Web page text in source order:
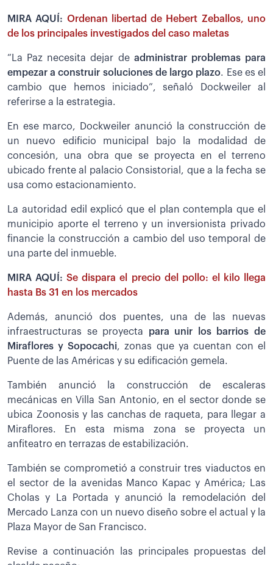
MIRA AQUÍ: Ordenan libertad de Hebert Zeballos, uno
de los principales investigados del caso maletas
“La Paz necesita dejar deadministrar problemas para
empezar a construir soluciones de largo plazo. Ese es el
cambio que hemos iniciado”, señaló Dockweiler al
referirse a la estrategia.
En ese marco, Dockweiler anunció la construcción de
un nuevo edificio municipal bajo la modalidad de
concesión, una obra que se proyecta en el terreno
ubicado frente al palacio Consistorial, que a la fecha se
usa como estacionamiento.
La autoridad edil explicó que el plan contempla que el
municipio aporte el terreno y un inversionista privado
financie la construcción a cambio del uso temporal de
una parte del inmueble.
MIRA AQUÍ:Se dispara el precio del pollo: el kilo llega
hasta Bs 31 en los mercados
Además, anunció dos puentes, una de las nuevas
infraestructuras se proyecta para unir los barrios de
Miraflores y Sopocachi, zonas que ya cuentan con el
Puente de las Américas y su edificación gemela.
También anunció la construcción de escaleras
mecánicas en Villa San Antonio, en el sector donde se
ubica Zoonosis y las canchas de raqueta, para llegar a
Miraflores. En esta misma zona se proyecta un
anfiteatro en terrazas de estabilización.
También se comprometió a construir tres viaductos en
el sector de la avenidas Manco Kapac y América; Las
Cholas y La Portada y anunció la remodelación del
Mercado Lanza con un nuevo diseño sobre el actual y la
Plaza Mayor de San Francisco.
Revise a continuación las principales propuestas del